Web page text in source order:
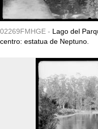
02269FMHGE - Lago del
centro: estatua de Neptuno.